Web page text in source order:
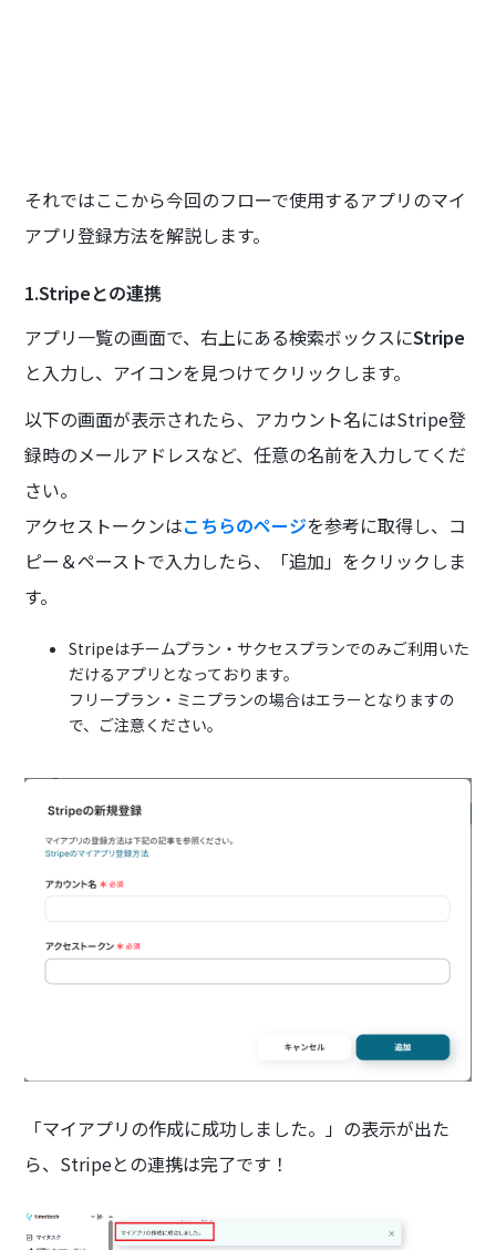
それではここから今回のフローで使用するアプリのマイ
アプリ登録方法を解説します。
1.Stripeとの連携
アプリ一覧の画面で、右上にある検索ボックスにStripe
と入力し、アイコンを見つけてクリックします。
以下の画面が表示されたら、アカウント名にはStripe登
録時のメールアドレスなど、任意の名前を入力してくだ
さい。
アクセストークンはこちらのページを参考に取得し、コ
ピー＆ペーストで入力したら、「追加」をクリックしま
す。
Stripeはチームプラン・サクセスプランでのみご利用いた
だけるアプリとなっております。
フリープラン・ミニプランの場合はエラーとなりますの
で、ご注意ください。
「マイアプリの作成に成功しました。」の表示が出た
ら、Stripeとの連携は完了です！